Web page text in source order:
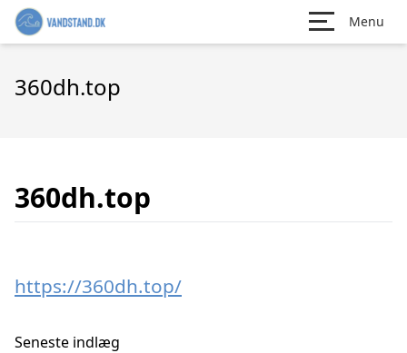
Menu
360dh.top
360dh.top
https://360dh.top/
Seneste indlæg